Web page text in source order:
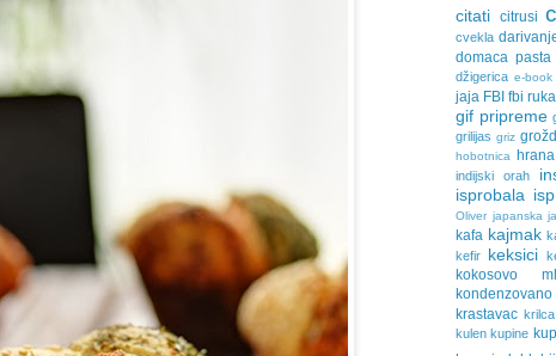
citati citrusi
cvekla
domaca pasta
džigerica e-book
jaja FBI fbi
gif pripreme
grilijas griz
hobotnica
indijski orah
isprobala
Oliver japanska
kafa kajmak
kefir keksici
kokosovo
krastavac krilca
kulen kupine